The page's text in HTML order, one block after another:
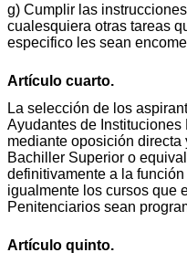
g) Cumplir las
cualesquiera otras tareas
especifico les sean
Artículo cuarto.
La selección de los
Ayudantes de
mediante oposición
Bachiller Superior o
definitivamente a la
igualmente los cursos que
Penitenciarios sean
Artículo quinto.